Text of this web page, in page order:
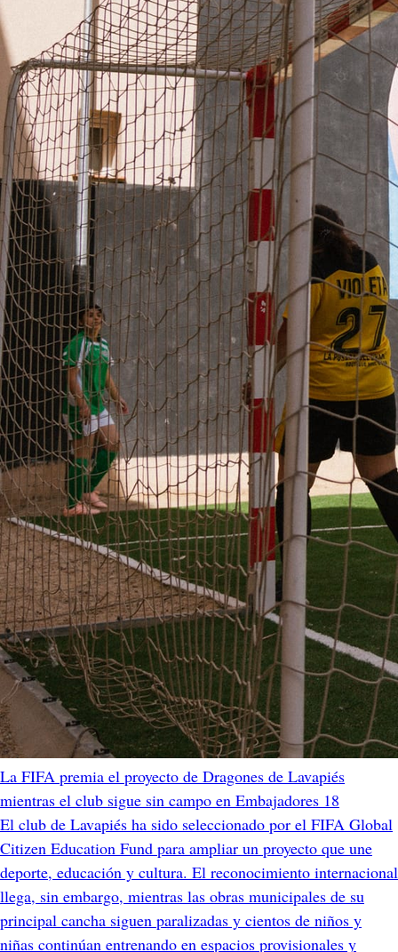
La FIFA premia el proyecto de Dragones de Lavapiés
mientras el club sigue sin campo en Embajadores 18
El club de Lavapiés ha sido seleccionado por el FIFA Global
Citizen Education Fund para ampliar un proyecto que une
deporte, educación y cultura. El reconocimiento internacional
llega, sin embargo, mientras las obras municipales de su
principal cancha siguen paralizadas y cientos de niños y
niñas continúan entrenando en espacios provisionales y